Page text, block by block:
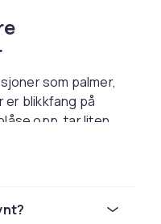
som palmer,
er blikkfang på
opp, tar liten
til pool-
vennlige